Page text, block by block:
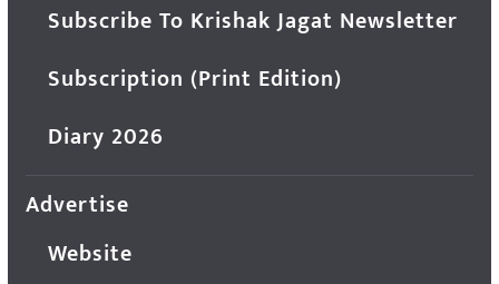
Subscribe To Krishak Jagat Newsletter
Subscription (Print Edition)
Diary 2026
Advertise
Website